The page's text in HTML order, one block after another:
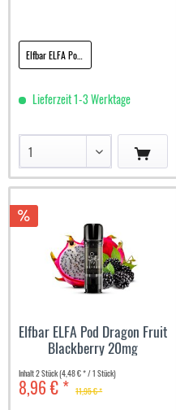
Elfbar ELFA Pod Cranberry Grape 20mg
Lieferzeit 1-3 Werktage
Elfbar ELFA Pod Dragon Fruit
Blackberry 20mg
Inhalt2 Stück(4,48 € * / 1 Stück)
8,96 € * 11,95 € *